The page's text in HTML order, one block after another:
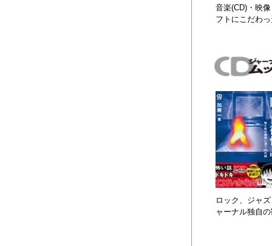
音楽(CD)・映
フトにこだわ
ロック、ジャ
ャーナル独自